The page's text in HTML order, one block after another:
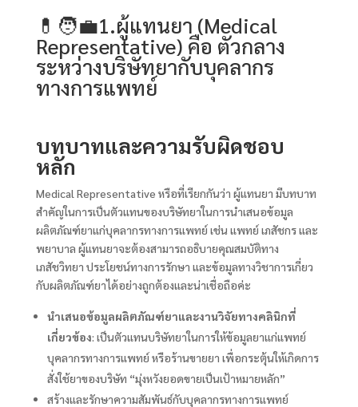
💊🧑‍💼1.ผู้แทนยา (Medical
Representative) คือ ตัวกลาง
ระหว่างบริษัทยากับบุคลากร
ทางการแพทย์
บทบาทและความรับผิดชอบ
หลัก
Medical Representative หรือที่เรียกกันว่า ผู้แทนยา มีบทบาท
สำคัญในการเป็นตัวแทนของบริษัทยาในการนำเสนอข้อมูล
ผลิตภัณฑ์ยาแก่บุคลากรทางการแพทย์ เช่น แพทย์ เภสัชกร และ
พยาบาล ผู้แทนยาจะต้องสามารถอธิบายคุณสมบัติทาง
เภสัชวิทยา ประโยชน์ทางการรักษา และข้อมูลทางวิชาการเกี่ยว
กับผลิตภัณฑ์ยาได้อย่างถูกต้องและน่าเชื่อถือค่ะ
นำเสนอข้อมูลผลิตภัณฑ์ยาและงานวิจัยทางคลินิกที่
เกี่ยวข้อง: เป็นตัวแทนบริษัทยาในการให้ข้อมูลยาแก่แพทย์
บุคลากรทางการแพทย์ หรือร้านขายยา เพื่อกระตุ้นให้เกิดการ
สั่งใช้ยาของบริษัท “มุ่งหวังยอดขายเป็นเป้าหมายหลัก”
สร้างและรักษาความสัมพันธ์กับบุคลากรทางการแพทย์